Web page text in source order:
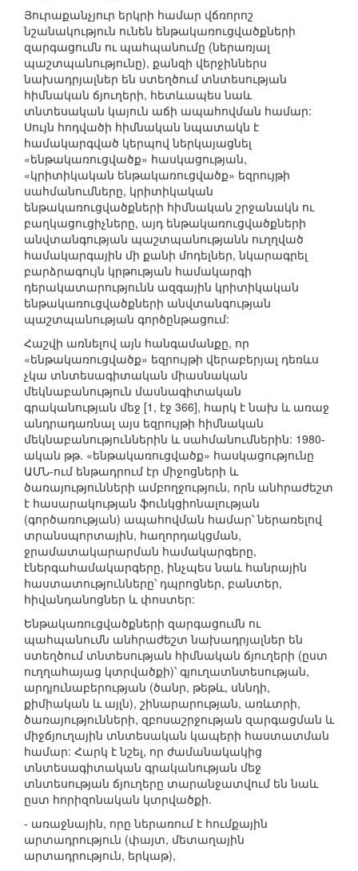
Յուրաքանչյուր երկրի համար վճռորոշ
նշանակություն ունեն ենթակառուցվածքների
զարգացումն ու պահպանումը (ներառյալ
պաշտպանությունը), քանզի վերջիններս
նախադրյալներ են ստեղծում տնտեսության
հիմնական ճյուղերի, հետևապես նաև
տնտեսական կայուն աճի ապահովման համար:
Սույն հոդվածի հիմնական նպատակն է
համակարգված կերպով ներկայացնել
«ենթակառուցվածք» հասկացության,
«կրիտիկական ենթակառուցվածք» եզրույթի
սահմանումները, կրիտիկական
ենթակառուցվածքների հիմնական շրջանակն ու
բաղկացուցիչները, այդ ենթակառուցվածքների
անվտանգության պաշտպանությանն ուղղված
համակարգային մի քանի մոդելներ, նկարագրել
բարձրագույն կրթության համակարգի
դերակատարությունն ազգային կրիտիկական
ենթակառուցվածքների անվտանգության
պաշտպանության գործընթացում:
Հաշվի առնելով այն հանգամանքը, որ
«ենթակառուցվածք» եզրույթի վերաբերյալ դեռևս
չկա տնտեսագիտական միասնական
մեկնաբանություն մասնագիտական
գրականության մեջ [1, էջ 366], հարկ է նախ և առաջ
անդրադառնալ այս եզրույթի հիմնական
մեկնաբանություններին և սահմանումներին: 1980-
ական թթ. «ենթակառուցվածք» հասկացությունը
ԱՄՆ-ում ենթադրում էր միջոցների և
ծառայությունների ամբողջություն, որն անհրաժեշտ
է հասարակության ֆունկցիոնալության
(գործառության) ապահովման համար՝ ներառելով
տրանսպորտային, հաղորդակցման,
ջրամատակարարման համակարգերը,
էներգահամակարգերը, ինչպես նաև հանրային
հաստատությունները՝ դպրոցներ, բանտեր,
հիվանդանոցներ և փոստեր:
Ենթակառուցվածքների զարգացումն ու
պահպանումն անհրաժեշտ նախադրյալներ են
ստեղծում տնտեսության հիմնական ճյուղերի (ըստ
ուղղահայաց կտրվածքի)՝ գյուղատնտեսության,
արդյունաբերության (ծանր, թեթև, սննդի,
քիմիական և այլն), շինարարության, առևտրի,
ծառայությունների, զբոսաշրջության զարգացման և
միջճյուղային տնտեսական կապերի հաստատման
համար: Հարկ է նշել, որ ժամանակակից
տնտեսագիտական գրականության մեջ
տնտեսության ճյուղերը տարանջատվում են նաև
ըստ հորիզոնական կտրվածքի.
- առաջնային, որը ներառում է հումքային
արտադրություն (փայտ, մետաղային
արտադրություն, երկաթ),